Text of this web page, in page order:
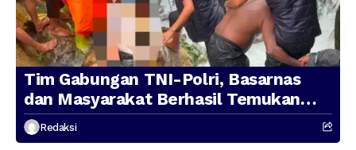
Tim Gabungan TNI-Polri, Basarnas
dan Masyarakat Berhasil Temukan
Presenter TVRI Papua Barat yang
Hilang di Sungai Memti
Redaksi